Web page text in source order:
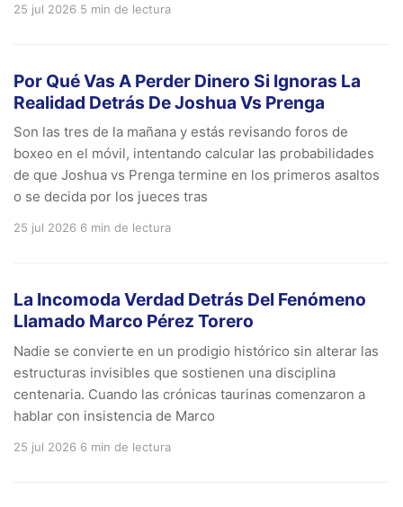
25 jul 2026 5 min de lectura
Por Qué Vas A Perder Dinero Si Ignoras La
Realidad Detrás De Joshua Vs Prenga
Son las tres de la mañana y estás revisando foros de
boxeo en el móvil, intentando calcular las probabilidades
de que Joshua vs Prenga termine en los primeros asaltos
o se decida por los jueces tras
25 jul 2026 6 min de lectura
La Incomoda Verdad Detrás Del Fenómeno
Llamado Marco Pérez Torero
Nadie se convierte en un prodigio histórico sin alterar las
estructuras invisibles que sostienen una disciplina
centenaria. Cuando las crónicas taurinas comenzaron a
hablar con insistencia de Marco
25 jul 2026 6 min de lectura